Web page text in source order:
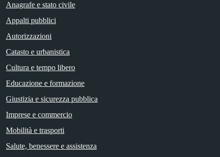
Anagrafe e stato civile
Appalti pubblici
Autorizzazioni
Catasto e urbanistica
Cultura e tempo libero
Educazione e formazione
Giustizia e sicurezza pubblica
Imprese e commercio
Mobilità e trasporti
Salute, benessere e assistenza